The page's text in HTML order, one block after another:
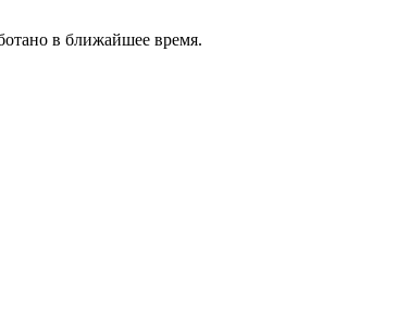
в ближайшее время.